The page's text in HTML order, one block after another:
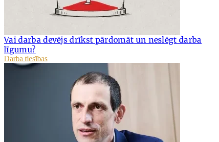
Vai darba devējs drīkst pārdomāt un neslēgt darba
līgumu?
Darba tiesības